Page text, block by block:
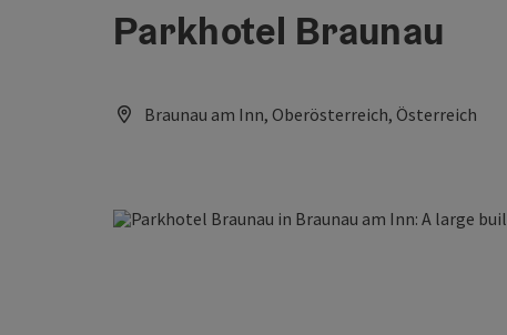
Parkhotel Braunau
Braunau am Inn, Oberösterreich, Österreich